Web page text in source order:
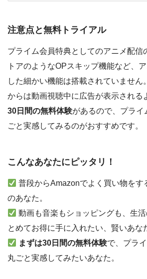
注意点と無料トライアル
プライム会員特典としてのアニメ配信
トアのようなOPスキップ機能など、
した細かい機能は搭載されていません
からは動画視聴中に広告が表示される
30日間の無料体験があるので、プラ
ごと実感してみるのがおすすめです。
こんなあなたにピッタリ！
普段からAmazonでよく買い物をす
のあなた。
動画も音楽もショッピングも、生
とめてお得に手に入れたい、賢いあな
まずは30日間の無料体験で、プラ
丸ごと実感してみたいあなた。